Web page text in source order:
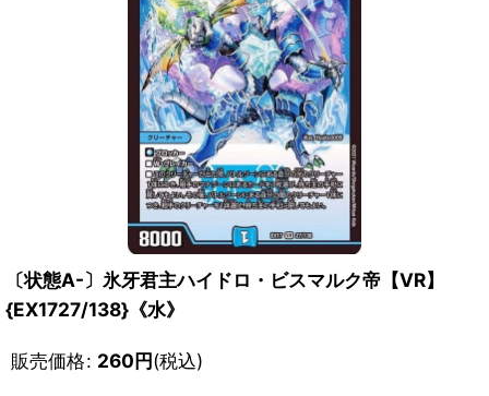
〔状態A-〕氷牙君主ハイドロ・ビスマルク帝【VR】
{EX1727/138}《水》
販売価格: 260円(税込)